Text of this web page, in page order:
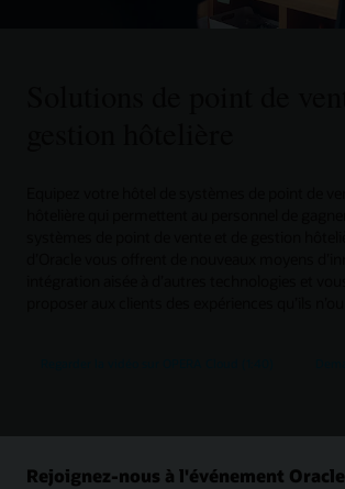
Rejoignez-nous à l'événement Oracle